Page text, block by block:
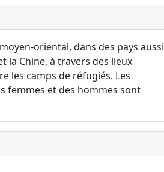
oriental, dans des pays aussi
la Chine, à travers des lieux
les camps de réfugiés. Les
femmes et des hommes sont